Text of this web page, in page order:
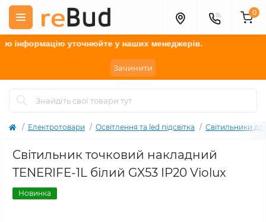
уточнюйтеу наших менеджерів.
Зачинити
0
Електротовари Освітлення та led підсвітка Світильники
Cвітильник точковий накладний
TENERIFE-1L білий GX53 IP20 Violux
Новинка